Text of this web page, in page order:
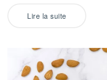
Lire la suite